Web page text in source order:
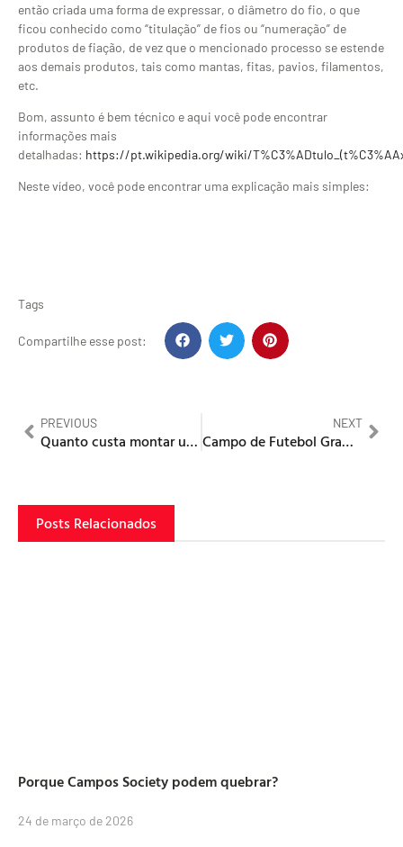
então criada uma forma de expressar, o diâmetro do fio, o que
ficou conhecido como “titulação” de fios ou “numeração” de
produtos de fiação, de vez que o mencionado processo se estende
aos demais produtos, tais como mantas, fitas, pavios, filamentos,
etc.
Bom, assunto é bem técnico e aqui você pode encontrar
informações mais
detalhadas: https://pt.wikipedia.org/wiki/
Neste vídeo, você pode encontrar uma explicação mais simples:
Tags
Compartilhe esse post:
PREVIOUS
Quanto custa montar um campo em grama sintética?
NEXT
Campo de Futebol Grama Sintética ou Grama Natural?
Posts Relacionados
Porque Campos Society podem quebrar?
24 de março de 2026